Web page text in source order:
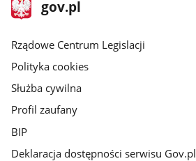
gov.plStrona
gov.pl
Rządowe Centrum Legislacji
Polityka cookies
Służba cywilna
Profil zaufany
BIP
Deklaracja dostępności serwisu Gov.pl